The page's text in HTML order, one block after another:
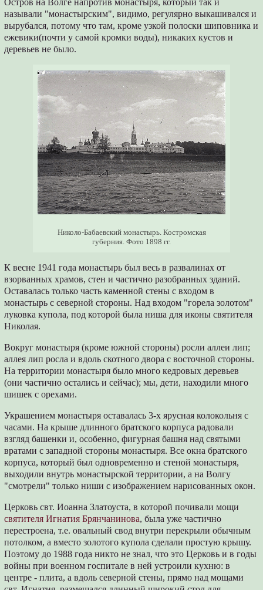
называли "монастырским", видимо, регулярно выкашивался и
вырубался, потому что там, кроме узкой полоски шиповника и
ежевики(почти у самой кромки воды), никаких кустов и
деревьев не было.
Николо-Бабаевский монастырь. Костромская
губерния. Фото 1898 гг.
К весне 1941 года монастырь был весь в развалинах от
взорванных храмов, стен и частично разобранных зданий.
Оставалась только часть каменной стены с входом в
монастырь с северной стороны. Над входом "горела золотом"
луковка купола, под которой была ниша для иконы святителя
Николая.
Вокруг монастыря (кроме южной стороны) росли аллеи лип;
аллея лип росла и вдоль скотного двора с восточной стороны.
На территории монастыря было много кедровых деревьев
(они частично остались и сейчас); мы, дети, находили много
шишек с орехами.
Украшением монастыря оставалась 3-х ярусная колокольня с
часами. На крыше длинного братского корпуса радовали
взгляд башенки и, особенно, фигурная башня над святыми
вратами с западной стороны монастыря. Все окна братского
корпуса, который был одновременно и стеной монастыря,
выходили внутрь монастырской территории, а на Волгу
"смотрели" только ниши с изображением нарисованных окон.
Церковь свт. Иоанна Златоуста, в которой почивали мощи
святителя Игнатия Брянчанинова, была уже частично
перестроена, т.е. овальный свод внутри перекрыли обычным
потолком, а вместо золотого купола сделали простую крышу.
Поэтому до 1988 года никто не знал, что это Церковь и в годы
войны при военном госпитале в ней устроили кухню: в
центре - плита, а вдоль северной стены, прямо над мощами